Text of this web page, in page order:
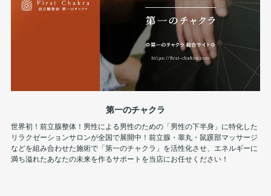
第一のチャクラ
世界初！前立腺整体！男性による男性のための「男性の下半身」に特化した
リラクゼーションサロンが全国で展開中！前立腺・睾丸・鼠蹊部マッサージ
などを組み合わせた施術で「第一のチャクラ」を活性化させ、エネルギーに
満ち溢れたあなたの未来を作るサポートを当店にお任せください！